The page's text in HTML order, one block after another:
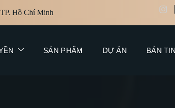
Hồ Chí Minh
SẢN PHẨM DỰ ÁN BẢN TIN